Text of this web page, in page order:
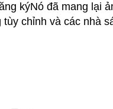
kýNó đã mang lại
chỉnh và các nhà